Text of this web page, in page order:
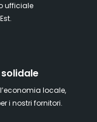
ufficiale
locale,
i nostri fornitori.